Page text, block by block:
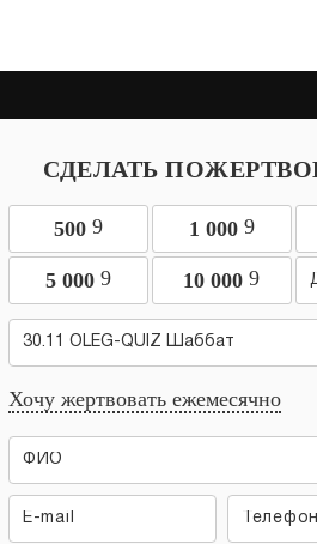
СДЕЛАТЬ
500 9 1 000 9
5 000 9 10 0009
30.11 OLEG-QUIZ Шаббат
Хочу жертвовать ежемесячно